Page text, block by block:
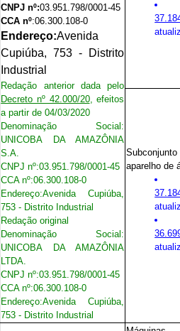
CNPJ nº:03.951.798/0001-45
CCA nº:06.300.108-0
Endereço:Avenida
Cupiúba, 753 - Distrito
Industrial
Redação anterior dada pelo
Decreto nº 42.000/20, efeitos
a partir de 04/03/2020
Denominação Social:
UNICOBA DA AMAZÔNIA
S.A.
CNPJ nº:03.951.798/0001-45
CCA nº:06.300.108-0
Endereço:Avenida Cupiúba,
753 - Distrito Industrial
Redação original
Denominação Social:
UNICOBA DA AMAZÔNIA
LTDA.
CNPJ nº:03.951.798/0001-45
CCA nº:06.300.108-0
Endereço:Avenida Cupiúba,
753 - Distrito Industrial
aparelho de